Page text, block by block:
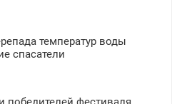
температур воды
спасатели